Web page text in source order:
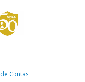
Contas